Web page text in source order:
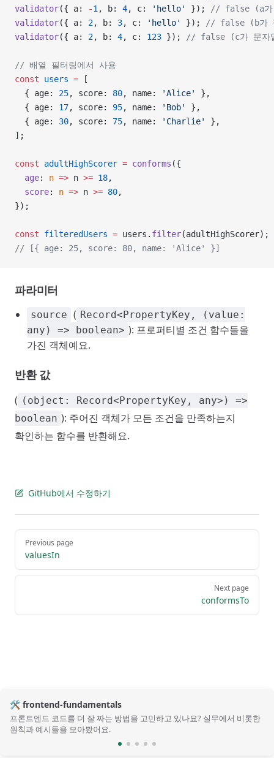
validator({ a: -1 , b: 4, c: 'hello' });
// false (a가
validator({ a: 2, b: 3, c: 'hello' });
// false (b가
validator({ a: 2, b: 4, c: 123 }); // false (c가 문자
// 배열 필터링에서 사용
const users = [
  { age:
25, score: 80, name: 'Alice'
},
  { age:
17, score: 95, name: 'Bob'
},
  { age:
30, score: 75, name: 'Charlie'
},
];
const adultHighScorer = conforms ({
  age
: n => n >= 18,
  score
: n => n >= 80,
});
const filteredUsers = users. filter(adultHighScorer);
// [{ age: 25, score: 80, name: 'Alice' }]
파라미터
source ( Record<PropertyKey, (value:
any) => boolean> ): 프로퍼티별 조건 함수들을
가진 객체예요.
반환 값
( (object: Record<PropertyKey, any>) =>
boolean ): 주어진 객체가 모든 조건을 만족하는지
확인하는 함수를 반환해요.
GitHub에서 수정하기
Pager
Previous page
valuesIn
Next page
conformsTo
🛠️ frontend-fundamentals
프론트엔드 코드를 더 잘 짜는 방법을 고민하고 있나요? 실무에서 비롯한
원칙과 예시들을 모아봤어요.